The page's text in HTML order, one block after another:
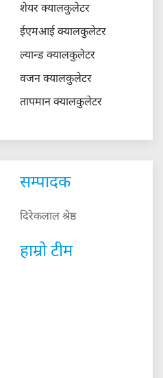
शेयर क्यालकुलेटर
ईएमआई क्यालकुलेटर
ल्यान्ड क्यालकुलेटर
वजन क्यालकुलेटर
तापमान क्यालकुलेटर
सम्पादक
दिरेकलाल श्रेष्ठ
हाम्रो टीम